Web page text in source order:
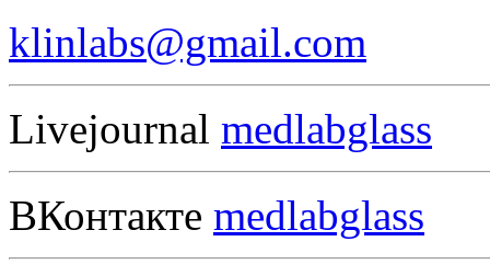
klinlabs@gmail.com
Livejournal medlabglass
ВКонтакте medlabglass